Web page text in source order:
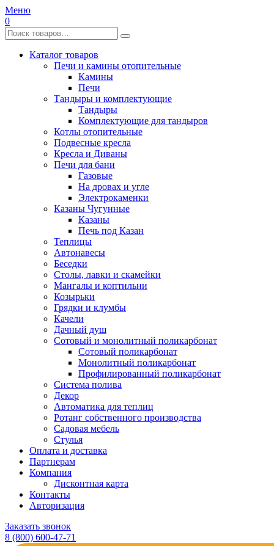
Меню
0
Каталог товаров
Печи и камины отопительные
Камины
Печи
Тандыры и комплектующие
Тандыры
Комплектующие для тандыров
Котлы отопительные
Подвесные кресла
Кресла и Диваны
Печи для бани
Газовые
На дровах и угле
Электрокаменки
Казаны Чугунные
Казаны
Печь под Казан
Теплицы
Автонавесы
Беседки
Столы, лавки и скамейки
Мангалы и коптильни
Козырьки
Грядки и клумбы
Качели
Дачный душ
Сотовый и монолитный поликарбонат
Сотовый поликарбонат
Монолитный поликарбонат
Профилированный поликарбонат
Система полива
Декор
Автоматика для теплиц
Ротанг собственного производства
Садовая мебель
Стулья
Оплата и доставка
Партнерам
Компания
Дисконтная карта
Контакты
Авторизация
Заказать звонок
8 (800) 600-47-71